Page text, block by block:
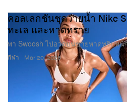
กีฬา
คอลเลกชันชุดว่ายน้ำ Nike
ทะเล และหาดทราย
พา Swoosh ไปอวดบนชายหาดทริปห
Mar 20, 2026